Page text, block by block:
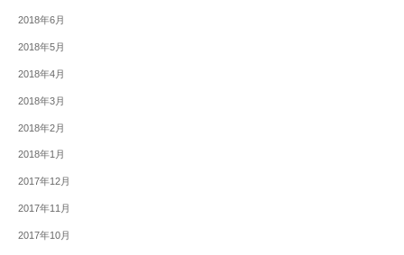
2018年6月
2018年5月
2018年4月
2018年3月
2018年2月
2018年1月
2017年12月
2017年11月
2017年10月